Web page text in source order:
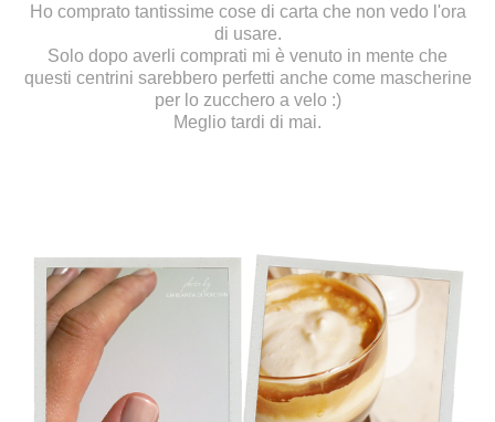
Ho comprato tantissime cose di carta che non vedo l'ora
di usare.
Solo dopo averli comprati mi è venuto in mente che
questi centrini sarebbero perfetti anche come mascherine
per lo zucchero a velo :)
Meglio tardi di mai.